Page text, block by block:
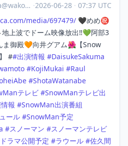
·2026-06-28 · 07:37 UTC
media/697479/ 🖤めめ㊗️
上波でドーム映像放出‼️💚阿部3
ま御殿🧡向井グアム🌺【Snow
##出演情報 #DaisukeSakuma
#KojiMukai #Raul
#ShotaWatanabe
テレビ #SnowManテレビ出
報 #SnowMan出演番組
ール #SnowMan予定
#スノーマン #スノーマンテレビ
ドラマ公開予定 #ラウール #佐久間